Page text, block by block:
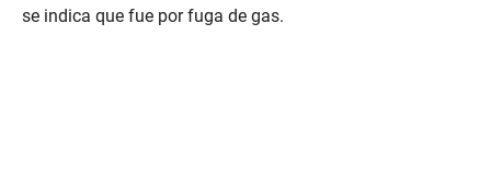
se indica que fue por fuga de gas.